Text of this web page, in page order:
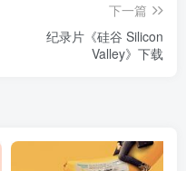
下一篇
纪录片《硅谷 Silicon
Valley》下载